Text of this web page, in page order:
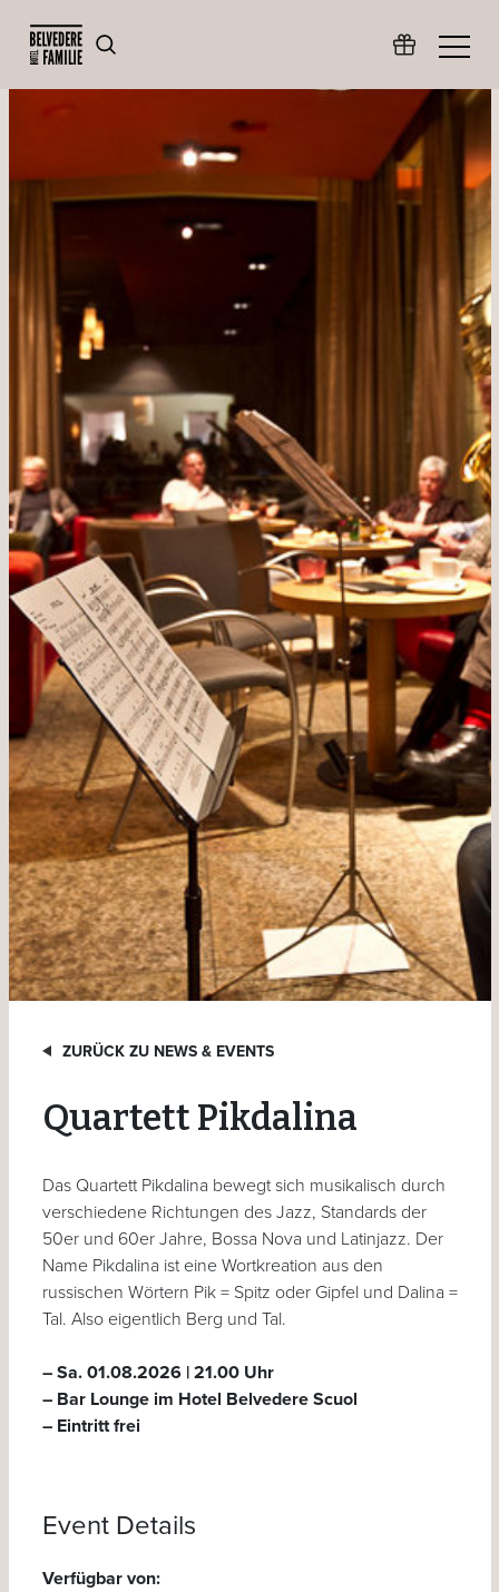
ZURÜCK ZU NEWS & EVENTS
Quartett Pikdalina
Das Quartett Pikdalina bewegt sich musikalisch durch
verschiedene Richtungen des Jazz, Standards der
50er und 60er Jahre, Bossa Nova und Latinjazz. Der
Name Pikdalina ist eine Wortkreation aus den
russischen Wörtern Pik = Spitz oder Gipfel und Dalina =
Tal. Also eigentlich Berg und Tal.
– Sa. 01.08.2026 | 21.00 Uhr
– Bar Lounge im Hotel Belvedere Scuol
– Eintritt frei
Event Details
Verfügbar von: